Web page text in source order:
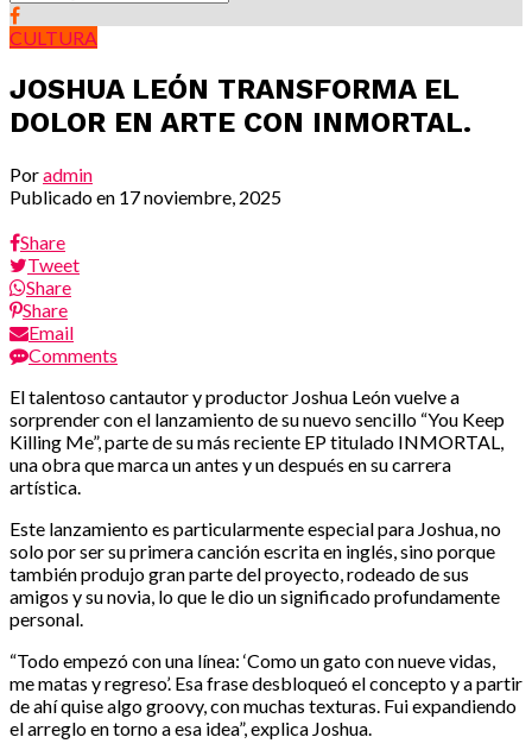
CULTURA
JOSHUA LEÓN TRANSFORMA EL
DOLOR EN ARTE CON INMORTAL.
Poradmin
Publicado en 17 noviembre, 2025
Share
Tweet
Share
Share
Email
Comments
El talentoso cantautor y productor Joshua León vuelve a
sorprender con el lanzamiento de su nuevo sencillo “You Keep
Killing Me”, parte de su más reciente EP titulado INMORTAL,
una obra que marca un antes y un después en su carrera
artística.
Este lanzamiento es particularmente especial para Joshua, no
solo por ser su primera canción escrita en inglés, sino porque
también produjo gran parte del proyecto, rodeado de sus
amigos y su novia, lo que le dio un significado profundamente
personal.
“Todo empezó con una línea: ‘Como un gato con nueve vidas,
me matas y regreso’. Esa frase desbloqueó el concepto y a partir
de ahí quise algo groovy, con muchas texturas. Fui expandiendo
el arreglo en torno a esa idea”, explica Joshua.